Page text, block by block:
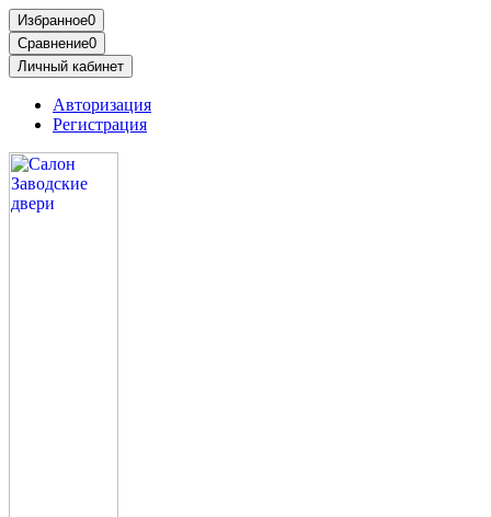
Избранное0
Сравнение0
Личный кабинет
Авторизация
Регистрация